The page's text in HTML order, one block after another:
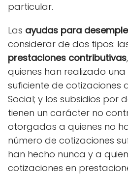
particular.
Las ayudas para
considerar de dos tipos:
prestaciones contributivas
quienes han realizado
suficiente de cotizaciones
Social; y los subsidios por
tienen un carácter no
otorgadas a quienes no
número de cotizaciones
han hecho nunca y a
cotizaciones en